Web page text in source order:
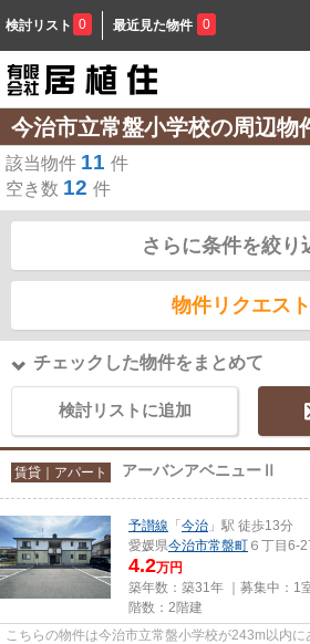
検討リスト 0 最近見た物件 0
今治市立常盤小学校の周辺物
該当物件 11 件
空き数 12 件
さらに条件を絞り
物件リクエスト
チェックした物件をまとめて
検討リストに追加
賃貸｜アパート アーバンアベニューⅡ
予讃線 「 今治 」駅 徒歩13分
愛媛県今治市常盤町 ６丁目6-
4.2万円
築年数：築31年 ｜募集中： 1
階数：2階建
こちらの物件は今治市立常盤小学校が243m以内